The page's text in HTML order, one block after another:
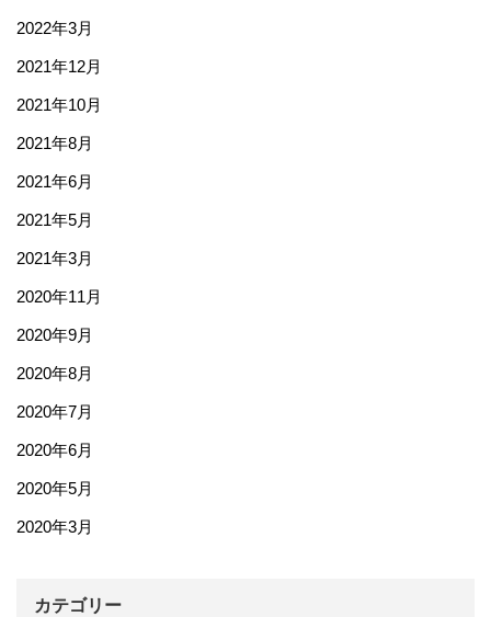
2022年3月
2021年12月
2021年10月
2021年8月
2021年6月
2021年5月
2021年3月
2020年11月
2020年9月
2020年8月
2020年7月
2020年6月
2020年5月
2020年3月
カテゴリー